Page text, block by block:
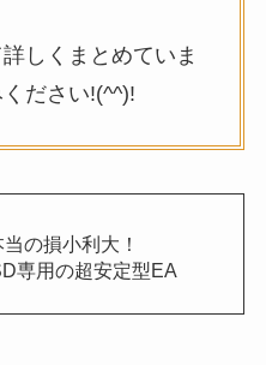
しくまとめていま
ださい!(^^)!
の損小利大！
専用の超安定型EA